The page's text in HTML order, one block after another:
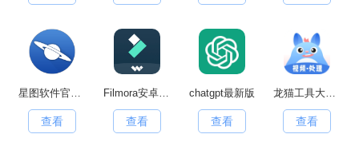
星图软件官方版
查看
Filmora安卓免费版
查看
chatgpt最新版
查看
龙猫工具大师原版
查看